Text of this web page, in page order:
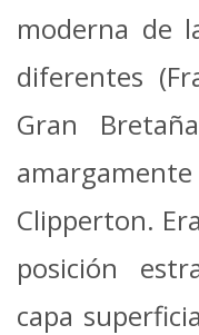
moderna de
diferentes⁠
Gran
Clipperton.
posición
capa